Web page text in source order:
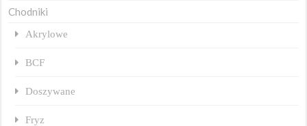
Chodniki
Akrylowe
BCF
Doszywane
Fryz